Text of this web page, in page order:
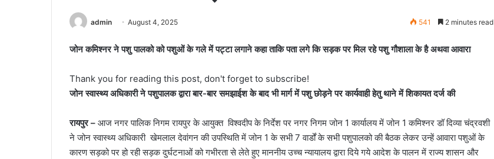
admin August 4, 2025 541 2 minutes read
जोन कमिश्नर ने पशु पालको को पशुओं के गले में प‌ट्टा लगाने कहा ताकि पता लगे कि सड़क पर मिल रहे पशु गौशाला के है अथवा आवारा
Thank you for reading this post, don't forget to subscribe!
जोन स्वास्थ्य अधिकारी ने पशुपालक द्वारा बार-बार समझाईश के बाद भी मार्ग में पशु छोड़ने पर कार्यवाही हेतु थाने में शिकायत दर्ज की
रायपुर – आज नगर पालिक निगम रायपुर के आयुक्त विश्वदीप के निर्देश पर नगर निगम जोन 1 कार्यालय में जोन 1 कमिश्नर डॉ दिव्या चंद्रवशी
ने जोन स्वास्थ्य अधिकारी खेमलाल देवांगन की उपस्थिति में जोन 1 के सभी 7 वार्डों के सभी पशुपालको की बैठक लेकर उन्हें आवारा पशुओं के
कारण सड़को पर हो रही सड़क दुर्घटनाओं को गभीरता से लेते हुए माननीय उच्च न्यायालय द्वारा दिये गये आदेश के पालन में राज्य शासन और